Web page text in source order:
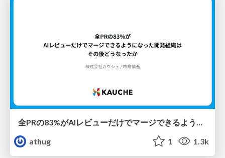
athug
1 1.3k